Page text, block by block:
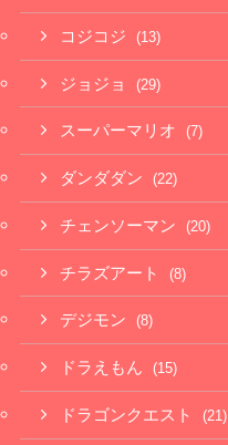
コジコジ (13)
ジョジョ (29)
スーパーマリオ (7)
ダンダダン (22)
チェンソーマン (20)
チラズアート (8)
デジモン (8)
ドラえもん (15)
ドラゴンクエスト (21)